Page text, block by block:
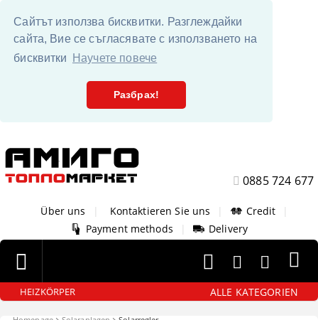
Сайтът използва бисквитки. Разглеждайки
сайта, Вие се съгласявате с използването на
бисквитки
Научете повече
Разбрах!
0885 724 677
Über uns Kontaktieren Sie uns Credit
Payment methods
Delivery
HEIZKÖRPER ALLE KATEGORIEN